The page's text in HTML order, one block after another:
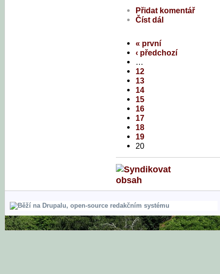
Přidat komentář
Číst dál
« první
‹ předchozí
…
12
13
14
15
16
17
18
19
20